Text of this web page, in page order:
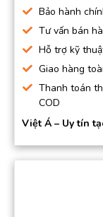
Bảo hành
Tư vấn bán
Hỗ trợ kỹ
Giao hàng
Thanh toán
COD
Việt Á – Uy tín